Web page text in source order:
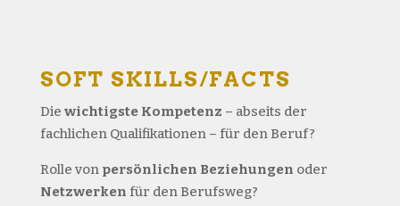
SOFT SKILLS/FACTS
Die wichtigste Kompetenz – abseits der
fachlichen Qualifikationen – für den Beruf?
Rolle von persönlichen Beziehungen oder
Netzwerken für den Berufsweg?